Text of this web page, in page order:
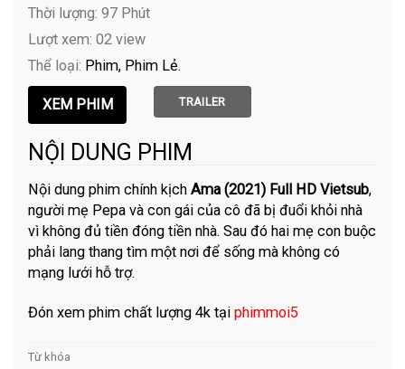
Thời lượng: 97 Phút
Lượt xem: 02 view
Thể loại: Phim Phim Lẻ
TRAILER
NỘI DUNG PHIM
Nội dung phim chính kịchAma (2021) Full HD Vietsub,
người mẹ Pepa và con gái của cô đã bị đuổi khỏi nhà
vì không đủ tiền đóng tiền nhà. Sau đó hai mẹ con buộc
phải lang thang tìm một nơi để sống mà không có
mạng lưới hỗ trợ.
Đón xem phim chất lượng 4k tạiphimmoi5
Từ khóa